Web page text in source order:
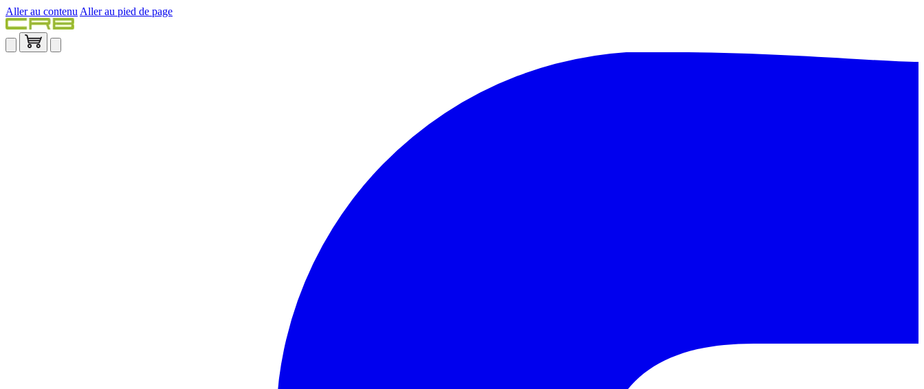
Aller au contenu Aller au pied de page